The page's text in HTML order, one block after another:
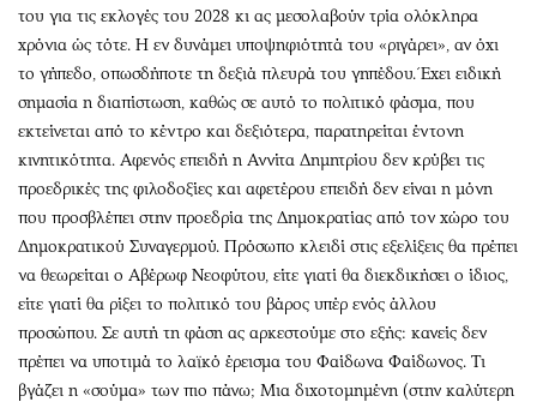
του για τις εκλογές του 2028 κι ας μεσολαβούν τρία ολόκληρα
χρόνια ώς τότε. Η εν δυνάμει υποψηφιότητά του «ριγάρει», αν όχι
το γήπεδο, οπωσδήποτε τη δεξιά πλευρά του γηπέδου. Έχει ειδική
σημασία η διαπίστωση, καθώς σε αυτό το πολιτικό φάσμα, που
εκτείνεται από το κέντρο και δεξιότερα, παρατηρείται έντονη
κινητικότητα. Αφενός επειδή η Αννίτα Δημητρίου δεν κρύβει τις
προεδρικές της φιλοδοξίες και αφετέρου επειδή δεν είναι η μόνη
που προσβλέπει στην προεδρία της Δημοκρατίας από τον χώρο του
Δημοκρατικού Συναγερμού. Πρόσωπο κλειδί στις εξελίξεις θα πρέπει
να θεωρείται ο Αβέρωφ Νεοφύτου, είτε γιατί θα διεκδικήσει ο ίδιος,
είτε γιατί θα ρίξει το πολιτικό του βάρος υπέρ ενός άλλου
προσώπου. Σε αυτή τη φάση ας αρκεστούμε στο εξής: κανείς δεν
πρέπει να υποτιμά το λαϊκό έρεισμα του Φαίδωνα Φαίδωνος. Τι
βγάζει η «σούμα» των πιο πάνω; Μια διχοτομημένη (στην καλύτερη